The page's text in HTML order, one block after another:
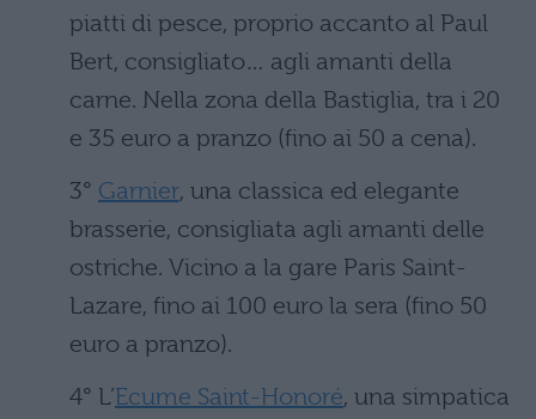
piatti di pesce, proprio accanto al Paul
Bert, consigliato… agli amanti della
carne. Nella zona della Bastiglia, tra i 20
e 35 euro a pranzo (fino ai 50 a cena).
3° Garnier, una classica ed elegante
brasserie, consigliata agli amanti delle
ostriche. Vicino a la gare Paris Saint-
Lazare, fino ai 100 euro la sera (fino 50
euro a pranzo).
4° L’Ecume Saint-Honoré, una simpatica